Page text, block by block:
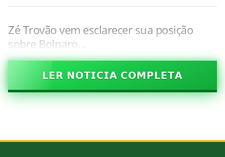
Zé Trovão vem esclarecer sua posição
sobre Bolnaro…
𝗟𝗘𝗥 𝗡𝗢𝗧𝗜𝗖𝗜𝗔 𝗖𝗢𝗠𝗣𝗟𝗘𝗧𝗔